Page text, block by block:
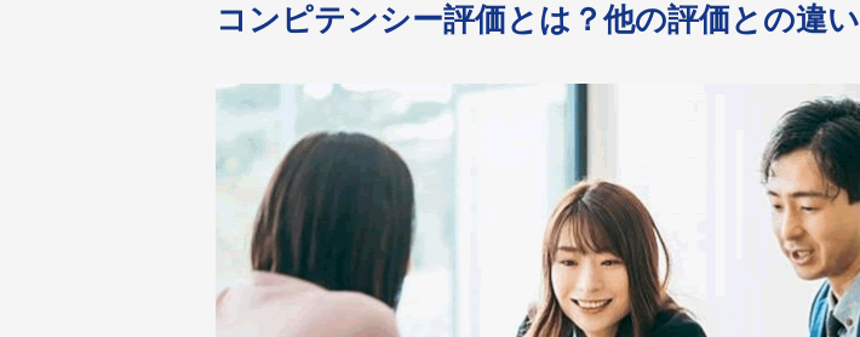
コンピテンシー評価とは？他の評価との違い